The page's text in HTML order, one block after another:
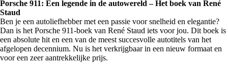
Porsche 911: Een legende in de autowereld – Het boek van René
Staud
Ben je een autoliefhebber met een passie voor snelheid en elegantie?
Dan is het Porsche 911-boek van René Staud iets voor jou. Dit boek is
een absolute hit en een van de meest succesvolle autotitels van het
afgelopen decennium. Nu is het verkrijgbaar in een nieuw formaat en
voor een zeer aantrekkelijke prijs.